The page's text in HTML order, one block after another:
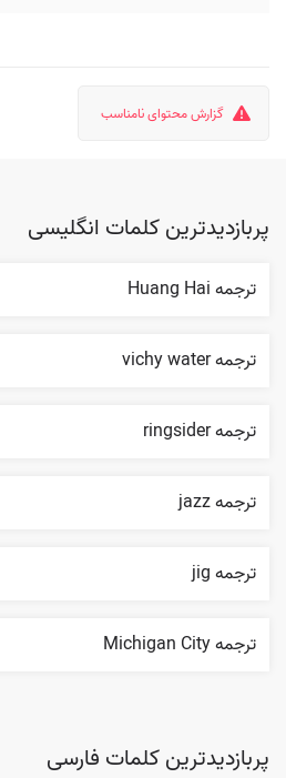
گزارش محتوای نامناسب
پربازدیدترین کلمات انگلیسی
ترجمه Huang Hai
ترجمه vichy water
ترجمه ringsider
ترجمه jazz
ترجمه jig
ترجمه Michigan City
پربازدیدترین کلمات فارسی